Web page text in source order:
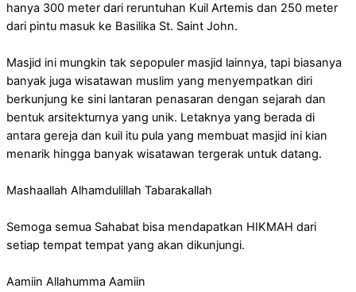
hanya 300 meter dari reruntuhan Kuil Artemis dan 250 meter
dari pintu masuk ke Basilika St. Saint John.
Masjid ini mungkin tak sepopuler masjid lainnya, tapi biasanya
banyak juga wisatawan muslim yang menyempatkan diri
berkunjung ke sini lantaran penasaran dengan sejarah dan
bentuk arsitekturnya yang unik. Letaknya yang berada di
antara gereja dan kuil itu pula yang membuat masjid ini kian
menarik hingga banyak wisatawan tergerak untuk datang.
Mashaallah Alhamdulillah Tabarakallah
Semoga semua Sahabat bisa mendapatkan HIKMAH dari
setiap tempat tempat yang akan dikunjungi.
Aamiin Allahumma Aamiin